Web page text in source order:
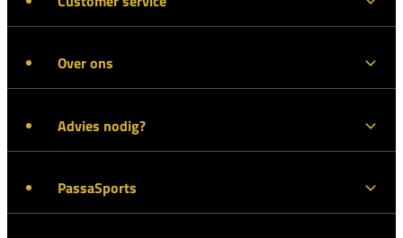
Over ons
Advies nodig?
PassaSports